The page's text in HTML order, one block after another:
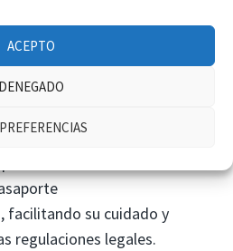
ACEPTO
DENEGADO
un profesional
implantará un microchip
provisional hasta
incluye asegurarse
facilitando su cuidado y
regulaciones legales.